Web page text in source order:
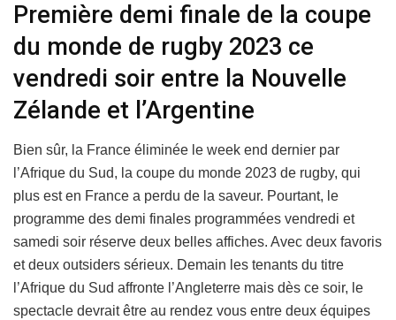
Première demi finale de la coupe
du monde de rugby 2023 ce
vendredi soir entre la Nouvelle
Zélande et l’Argentine
Bien sûr, la France éliminée le week end dernier par
l’Afrique du Sud, la coupe du monde 2023 de rugby, qui
plus est en France a perdu de la saveur. Pourtant, le
programme des demi finales programmées vendredi et
samedi soir réserve deux belles affiches. Avec deux favoris
et deux outsiders sérieux. Demain les tenants du titre
l’Afrique du Sud affronte l’Angleterre mais dès ce soir, le
spectacle devrait être au rendez vous entre deux équipes